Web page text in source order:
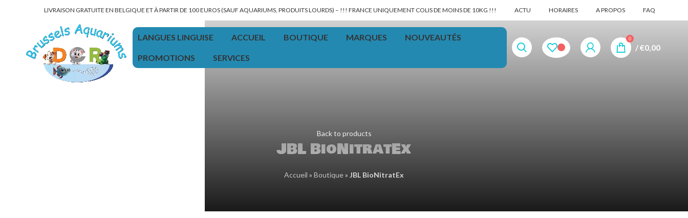
LIVRAISON GRATUITE EN BELGIQUE ET À PARTIR DE 100 EUROS (SAUF AQUARIUMS, PRODUITS LOURDS) – !!! FRANCE UNIQUEMENT COLIS DE MOINS DE 10KG !!! ACTU HORAIRES A PROPOS FAQ
LANGUES LINGUISE ACCUEIL BOUTIQUE MARQUES NOUVEAUTÉS
PROMOTIONS SERVICES
0
/€0,00
Back to products
JBL BioNitratEx
Accueil » Boutique» JBL BioNitratEx